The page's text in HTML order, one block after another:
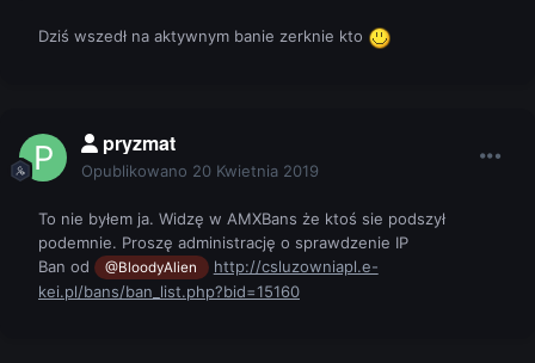
Dziś wszedł na aktywnym banie zerknie kto
pryzmat
Opublikowano 20 Kwietnia 2019
To nie byłem ja. Widzę w AMXBans że ktoś sie podszył
podemnie. Proszę administrację o sprawdzenie IP
Ban od
@BloodyAlien
http://csluzowniapl.e-
kei.pl/bans/ban_list.php?bid=15160